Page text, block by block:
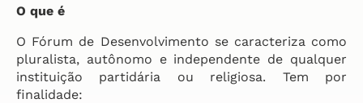
O que é
O Fórum de Desenvolvimento se caracteriza como
pluralista, autônomo e independente de qualquer
instituição partidária ou religiosa. Tem por
finalidade: